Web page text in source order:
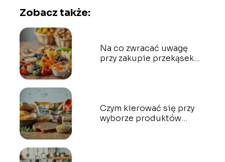
Zobacz także:
Na co zwracać uwagę
przy zakupie przekąsek
Czym kierować się przy
wyborze produktów